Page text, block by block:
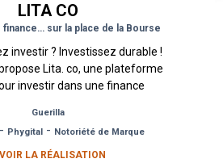
LITA CO
finance… sur la place de la Bourse
investir ? Investissez durable !
Lita. co, une plateforme
investir dans une finance
Guerilla
Phygital- Notoriété de Marque
LA RÉALISATION